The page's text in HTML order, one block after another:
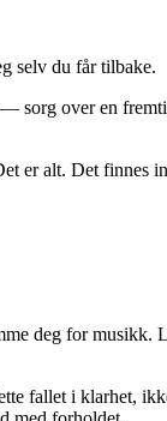
selv du får tilbake.
sorg over en
er alt. Det finnes
deg for musikk.
fallet i klarhet,